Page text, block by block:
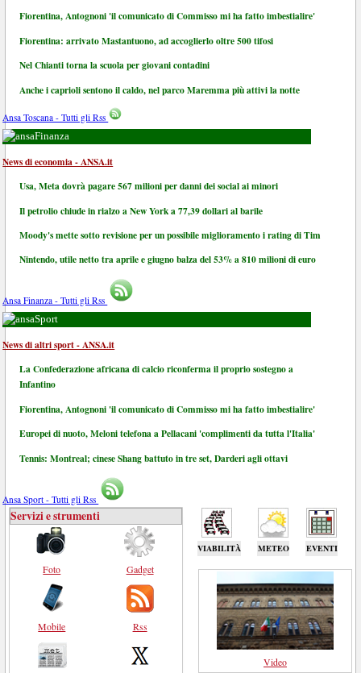
Fiorentina, Antognoni 'il comunicato di Commisso mi ha fatto imbestialire'
Fiorentina: arrivato Mastantuono, ad accoglierlo oltre 500 tifosi
Nel Chianti torna la scuola per giovani contadini
Anche i caprioli sentono il caldo, nel parco Maremma più attivi la notte
Ansa Toscana - Tutti gli Rss
Finanza
News di economia - ANSA.it
Usa, Meta dovrà pagare 567 milioni per danni dei social ai minori
Il petrolio chiude in rialzo a New York a 77,39 dollari al barile
Moody's mette sotto revisione per un possibile miglioramento i rating di Tim
Nintendo, utile netto tra aprile e giugno balza del 53% a 810 milioni di euro
Ansa Finanza - Tutti gli Rss
Sport
News di altri sport - ANSA.it
La Confederazione africana di calcio riconferma il proprio sostegno a
Infantino
Fiorentina, Antognoni 'il comunicato di Commisso mi ha fatto imbestialire'
Europei di nuoto, Meloni telefona a Pellacani 'complimenti da tutta l'Italia'
Tennis: Montreal; cinese Shang battuto in tre set, Darderi agli ottavi
Ansa Sport - Tutti gli Rss
VIABILITÀ METEO EVENTI
Servizi e strumenti
Foto
Mobile
Gadget
Rss
Video